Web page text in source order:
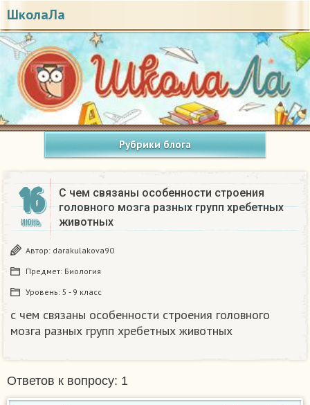
ШколаЛа
Рубрики блога
16
ИЮНЬ
С чем связаны особенности строения
головного мозга разных групп хребетных
животных
Автор: darakulakova90
Предмет: Биология
Уровень: 5 - 9 класс
с чем связаны особенности строения головного
мозга разных групп хребетных животных
Ответов к вопросу: 1